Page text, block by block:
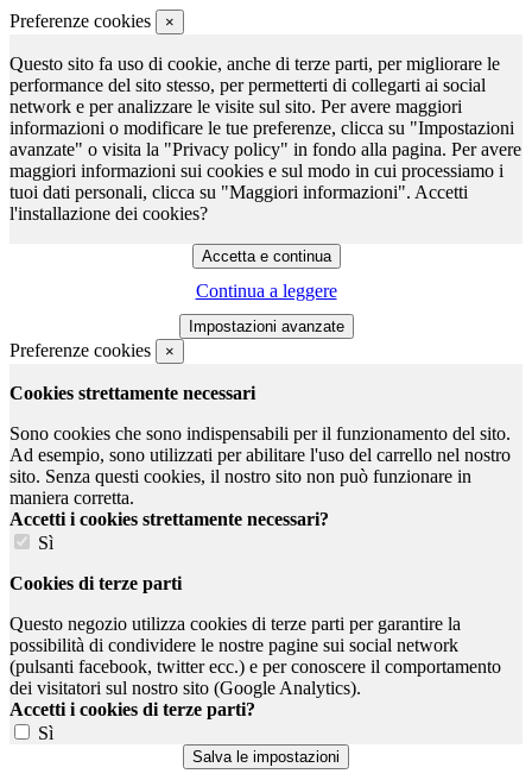
Preferenze cookies ×
Questo sito fa uso di cookie, anche di terze parti, per migliorare le
performance del sito stesso, per permetterti di collegarti ai social
network e per analizzare le visite sul sito. Per avere maggiori
informazioni o modificare le tue preferenze, clicca su "Impostazioni
avanzate" o visita la "Privacy policy" in fondo alla pagina. Per avere
maggiori informazioni sui cookies e sul modo in cui processiamo i
tuoi dati personali, clicca su "Maggiori informazioni". Accetti
l'installazione dei cookies?
Continua a leggere
Preferenze cookies ×
Cookies strettamente necessari
Sono cookies che sono indispensabili per il funzionamento del sito.
Ad esempio, sono utilizzati per abilitare l'uso del carrello nel nostro
sito. Senza questi cookies, il nostro sito non può funzionare in
maniera corretta.
Accetti i cookies strettamente necessari?
Sì
Cookies di terze parti
Questo negozio utilizza cookies di terze parti per garantire la
possibilità di condividere le nostre pagine sui social network
(pulsanti facebook, twitter ecc.) e per conoscere il comportamento
dei visitatori sul nostro sito (Google Analytics).
Accetti i cookies di terze parti?
Sì